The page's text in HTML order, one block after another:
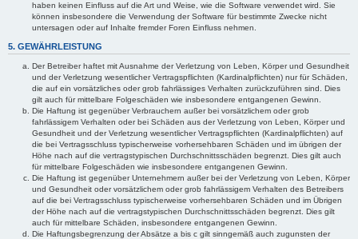
haben keinen Einfluss auf die Art und Weise, wie die Software verwendet wird. Sie
können insbesondere die Verwendung der Software für bestimmte Zwecke nicht
untersagen oder auf Inhalte fremder Foren Einfluss nehmen.
5. GEWÄHRLEISTUNG
Der Betreiber haftet mit Ausnahme der Verletzung von Leben, Körper und Gesundheit
und der Verletzung wesentlicher Vertragspflichten (Kardinalpflichten) nur für Schäden,
die auf ein vorsätzliches oder grob fahrlässiges Verhalten zurückzuführen sind. Dies
gilt auch für mittelbare Folgeschäden wie insbesondere entgangenen Gewinn.
Die Haftung ist gegenüber Verbrauchern außer bei vorsätzlichem oder grob
fahrlässigem Verhalten oder bei Schäden aus der Verletzung von Leben, Körper und
Gesundheit und der Verletzung wesentlicher Vertragspflichten (Kardinalpflichten) auf
die bei Vertragsschluss typischerweise vorhersehbaren Schäden und im übrigen der
Höhe nach auf die vertragstypischen Durchschnittsschäden begrenzt. Dies gilt auch
für mittelbare Folgeschäden wie insbesondere entgangenen Gewinn.
Die Haftung ist gegenüber Unternehmern außer bei der Verletzung von Leben, Körper
und Gesundheit oder vorsätzlichem oder grob fahrlässigem Verhalten des Betreibers
auf die bei Vertragsschluss typischerweise vorhersehbaren Schäden und im Übrigen
der Höhe nach auf die vertragstypischen Durchschnittsschäden begrenzt. Dies gilt
auch für mittelbare Schäden, insbesondere entgangenen Gewinn.
Die Haftungsbegrenzung der Absätze a bis c gilt sinngemäß auch zugunsten der